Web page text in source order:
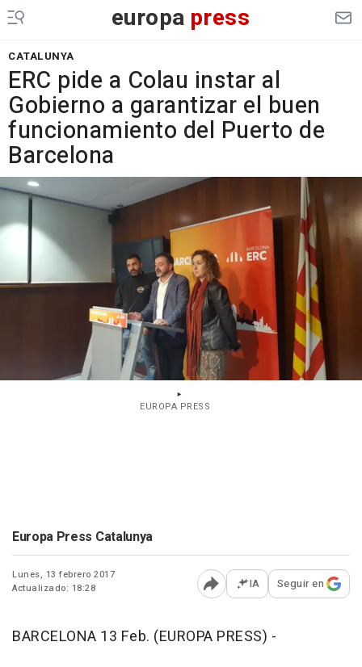
europa press
CATALUNYA
ERC pide a Colau instar al
Gobierno a garantizar el buen
funcionamiento del Puerto de
Barcelona
EUROPA PRESS
Europa Press Catalunya
Lunes, 13 febrero 2017
Actualizado: 18:28
Abrir opciones para
IA Seguir en
BARCELONA 13 Feb. (EUROPA PRESS) -